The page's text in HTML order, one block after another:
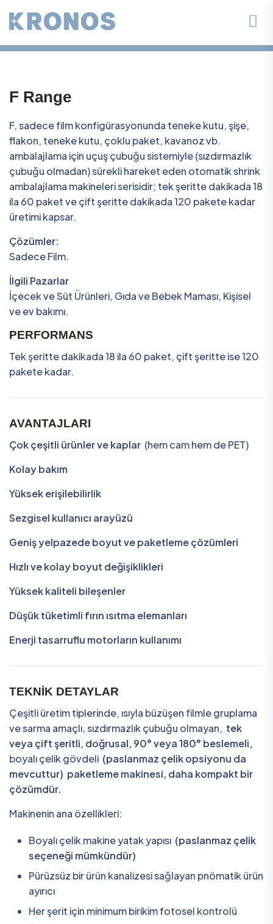
F Range
F, sadece film konfigürasyonunda teneke kutu, şişe,
flakon, teneke kutu, çoklu paket, kavanoz vb.
ambalajlama için uçuş çubuğu sistemiyle (sızdırmazlık
çubuğu olmadan) sürekli hareket eden otomatik shrink
ambalajlama makineleri serisidir; tek şeritte dakikada 18
ila 60 paket ve çift şeritte dakikada 120 pakete kadar
üretimi kapsar.
Çözümler:
Sadece Film.
İlgili Pazarlar
İçecek ve Süt Ürünleri, Gıda ve Bebek Maması, Kişisel
ve ev bakımı.
PERFORMANS
Tek şeritte dakikada 18 ila 60 paket, çift şeritte ise 120
pakete kadar.
AVANTAJLARI
Çok çeşitli ürünler ve kaplar (hem cam hem de PET)
Kolay bakım
Yüksek erişilebilirlik
Sezgisel kullanıcı arayüzü
Geniş yelpazede boyut ve paketleme çözümleri
Hızlı ve kolay boyut değişiklikleri
Yüksek kaliteli bileşenler
Düşük tüketimli fırın ısıtma elemanları
Enerji tasarruflu motorların kullanımı
TEKNİK DETAYLAR
Çeşitli üretim tiplerinde, ısıyla büzüşen filmle gruplama
ve sarma amaçlı, sızdırmazlık çubuğu olmayan, tek
veya çift şeritli, doğrusal, 90° veya 180° beslemeli,
boyalı çelik gövdeli (paslanmaz çelik opsiyonu da
mevcuttur) paketleme makinesi, daha kompakt bir
çözümdür.
Makinenin ana özellikleri:
Boyalı çelik makine yatak yapısı (paslanmaz çelik
seçeneği mümkündür)
Pürüzsüz bir ürün kanalizesi sağlayan pnömatik ürün
ayırıcı
Her şerit için minimum birikim fotosel kontrolü